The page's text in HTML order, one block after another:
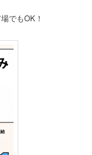
でもOK！